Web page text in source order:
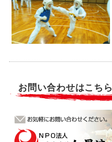
お問い合わせはこちら